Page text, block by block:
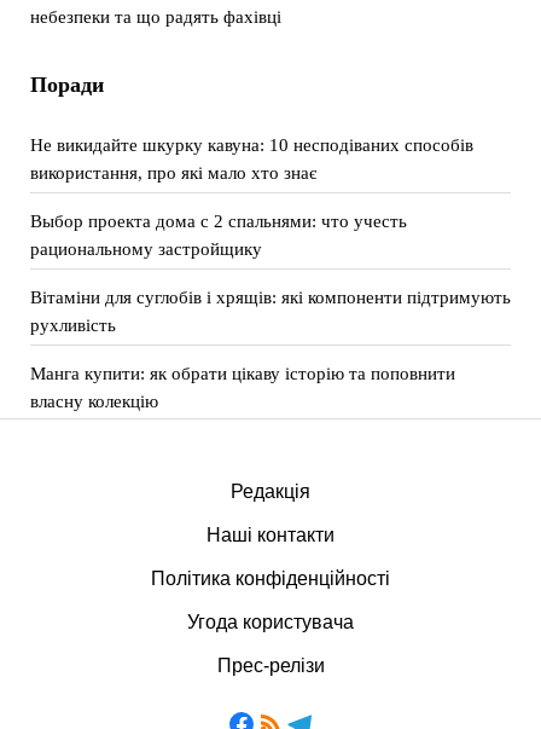
небезпеки та що радять фахівці
Поради
Не викидайте шкурку кавуна: 10 несподіваних способів
використання, про які мало хто знає
Выбор проекта дома с 2 спальнями: что учесть
рациональному застройщику
Вітаміни для суглобів і хрящів: які компоненти підтримують
рухливість
Манга купити: як обрати цікаву історію та поповнити
власну колекцію
Редакція
Наші контакти
Політика конфіденційності
Угода користувача
Прес-релізи